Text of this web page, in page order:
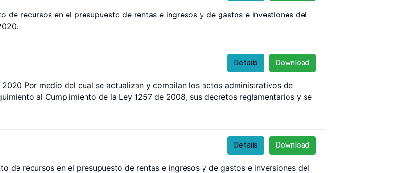
de recursos en el presupuesto de rentas e ingresos y de gastos e investiones del
Download
Details
Por medio del cual se actualizan y compilan los actos administrativos de
al Cumplimiento de la Ley 1257 de 2008, sus decretos reglamentarios y se
Download
Details
de recursos en el presupuesto de rentas e ingresos y de gastos e inversiones del